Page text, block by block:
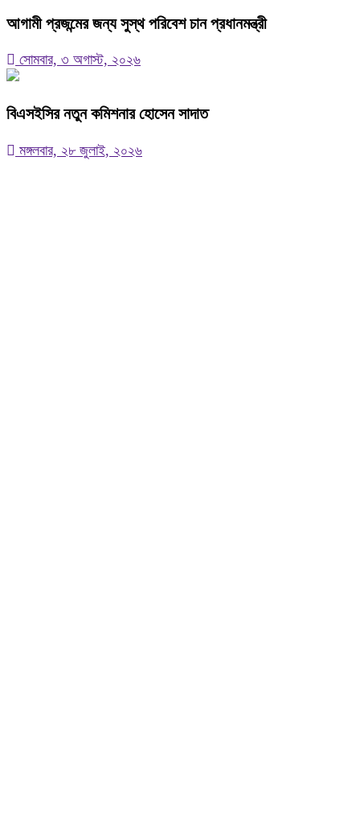
আগামী প্রজন্মের জন্য সুস্থ পরিবেশ চান প্রধানমন্ত্রী
সোমবার, ৩ অগাস্ট, ২০২৬
বিএসইসির নতুন কমিশনার হোসেন সাদাত
মঙ্গলবার, ২৮ জুলাই, ২০২৬